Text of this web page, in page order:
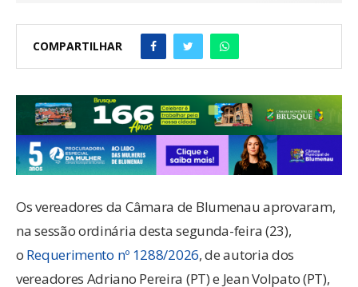
COMPARTILHAR
Os vereadores da Câmara de Blumenau aprovaram,
na sessão ordinária desta segunda-feira (23),
o Requerimento nº 1288/2026, de autoria dos
vereadores Adriano Pereira (PT) e Jean Volpato (PT),